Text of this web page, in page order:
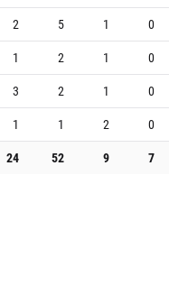
2 5 1
0
1 2 1
0
3 2 1
0
1 1 2
0
24 52 9 7